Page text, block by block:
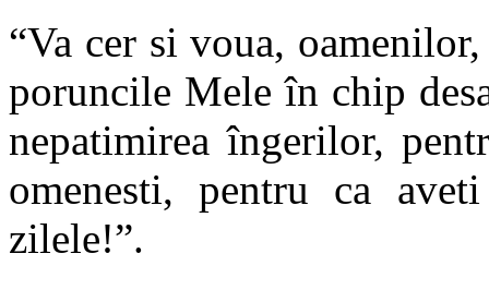
“Va cer si voua,
poruncile Mele în chip
nepatimirea îngerilor,
omenesti, pentru ca
zilele!”.